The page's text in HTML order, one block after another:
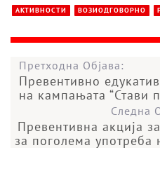
АКТИВНОСТИ ВОЗИОДГОВОРНО
Претходна Објава:
Превентивно
на кампањата “Стави
Следна
Превентивна акција
за поголема употреба